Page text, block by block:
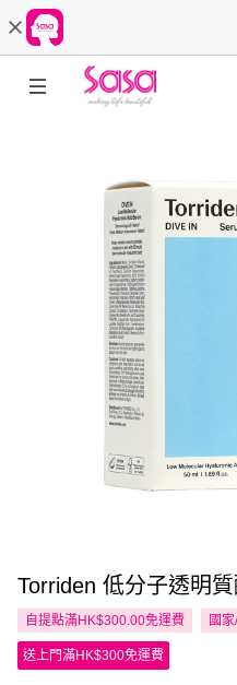
Torriden 低分子透明
自提點滿HK$300.00免運費 國
送上門滿HK$300免運費